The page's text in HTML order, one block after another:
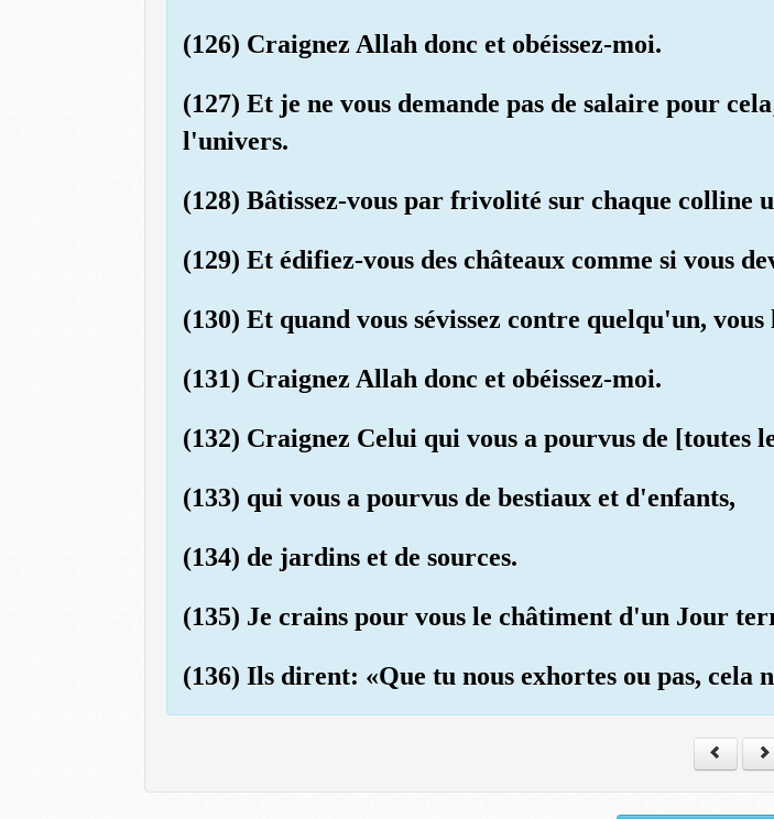
(126) Craignez Allah donc et obéissez-moi.
(127) Et je ne vous demande pas de salaire pour
l'univers.
(128) Bâtissez-vous par frivolité sur chaque colline
(129) Et édifiez-vous des châteaux comme si vous
(130) Et quand vous sévissez contre quelqu'un,
(131) Craignez Allah donc et obéissez-moi.
(132) Craignez Celui qui vous a pourvus de [toutes
(133) qui vous a pourvus de bestiaux et d'enfants,
(134) de jardins et de sources.
(135) Je crains pour vous le châtiment d'un Jour
(136) Ils dirent: «Que tu nous exhortes ou pas, cela